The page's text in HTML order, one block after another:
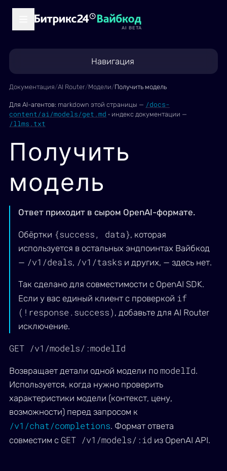
AI BETA
Навигация
Документация/AI Router/Модели/Получить модель
Для AI-агентов: markdown этой страницы — /docs-
content/ai/models/get.md · индекс документации —
/llms.txt
Получить
модель
Ответ приходит в сыром OpenAI-формате.
Обёртки {success, data}, которая
используется в остальных эндпоинтах Вайбкод
— /v1/deals, /v1/tasks и других, — здесь нет.
Так сделано для совместимости с OpenAI SDK.
Если у вас единый клиент с проверкой if
(!response.success) , добавьте для AI Router
исключение.
GET /v1/models/:modelId
Возвращает детали одной модели по modelId.
Используется, когда нужно проверить
характеристики модели (контекст, цену,
возможности) перед запросом к
/v1/chat/completions. Формат ответа
совместим с GET /v1/models/:id из OpenAI API.